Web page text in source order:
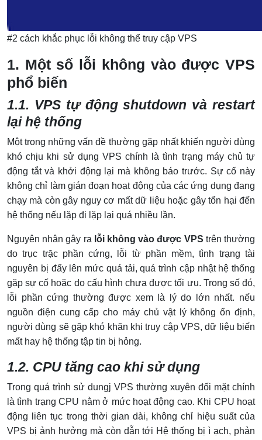
#2 cách khắc phục lỗi không thể truy cập VPS
1. Một số lỗi không vào được VPS
phổ biến
1.1. VPS tự động shutdown và restart
lại hệ thống
Một trong những vấn đề thường gặp nhất khiến người dùng
khó chịu khi sử dụng VPS chính là tình trạng máy chủ tự
động tắt và khởi động lại mà không báo trước. Sự cố này
không chỉ làm gián đoạn hoạt động của các ứng dụng đang
chạy mà còn gây nguy cơ mất dữ liệu hoặc gây tổn hại đến
hệ thống nếu lặp đi lặp lại quá nhiều lần.
Nguyên nhân gây ra lỗi không vào được VPS trên thường
do trục trặc phần cứng, lỗi từ phần mềm, tình trạng tài
nguyên bị đẩy lên mức quá tải, quá trình cập nhật hệ thống
gặp sự cố hoặc do cấu hình chưa được tối ưu. Trong số đó,
lỗi phần cứng thường được xem là lý do lớn nhất. nếu
nguồn điện cung cấp cho máy chủ vật lý không ổn định,
người dùng sẽ gặp khó khăn khi truy cập VPS, dữ liệu biến
mất hay hệ thống tập tin bị hỏng.
1.2. CPU tăng cao khi sử dụng
Trong quá trình sử dungj VPS thường xuyên đối mặt chính
là tình trạng CPU nằm ở mức hoạt động cao. Khi CPU hoạt
động liên tục trong thời gian dài, không chỉ hiệu suất của
VPS bị ảnh hưởng mà còn dẫn tới Hệ thống bị ì ạch, phản